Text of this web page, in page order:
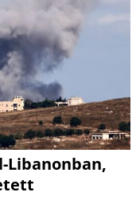
Libanonban,